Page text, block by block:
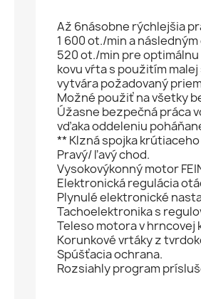
Až 6násobne rýchlejšia
1 600 ot./min a
520 ot./min pre
kovu vŕta s použitím
vytvára požadovaný
Možné použiť na všetky
Úžasne bezpečná práca
vďaka oddeleniu
** Klzná spojka
Pravý/ ľavý chod.
Vysokovýkonný motor
Elektronická regulácia
Plynulé elektronické
Tachoelektronika s
Teleso motora v
Korunkové vrtáky z
Spúšťacia ochrana.
Rozsiahly program